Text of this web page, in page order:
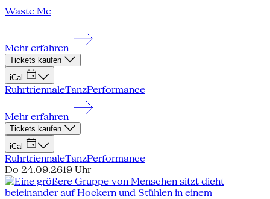
Waste Me
Mehr erfahren
Tickets kaufen
iCal
RuhrtriennaleTanzPerformance
Mehr erfahren
Tickets kaufen
iCal
RuhrtriennaleTanzPerformance
Do 24.09.2619 Uhr